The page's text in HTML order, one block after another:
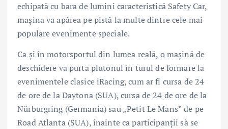
echipată cu bara de lumini caracteristică Safety Car,
maşina va apărea pe pistă la multe dintre cele mai
populare evenimente speciale.
Ca şi în motorsportul din lumea reală, o maşină de
deschidere va purta plutonul în turul de formare la
evenimentele clasice iRacing, cum ar fi cursa de 24
de ore de la Daytona (SUA), cursa de 24 de ore de la
Nürburgring (Germania) sau „Petit Le Mans” de pe
Road Atlanta (SUA), înainte ca participanţii să se